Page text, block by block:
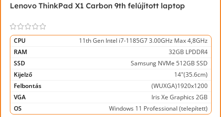
Lenovo ThinkPad X1 Carbon 9th felújított laptop
CPU
11th Gen Intel i7-1185G7 3.00GHz Max 4,8GHz
RAM
32GB LPDDR4
SSD
Samsung NVMe 512GB SSD
Kijelző
14"(35.6cm)
Felbontás
(WUXGA)1920x1200
VGA
Iris Xe Graphics 2GB
OS
Windows 11 Professional (telepített)